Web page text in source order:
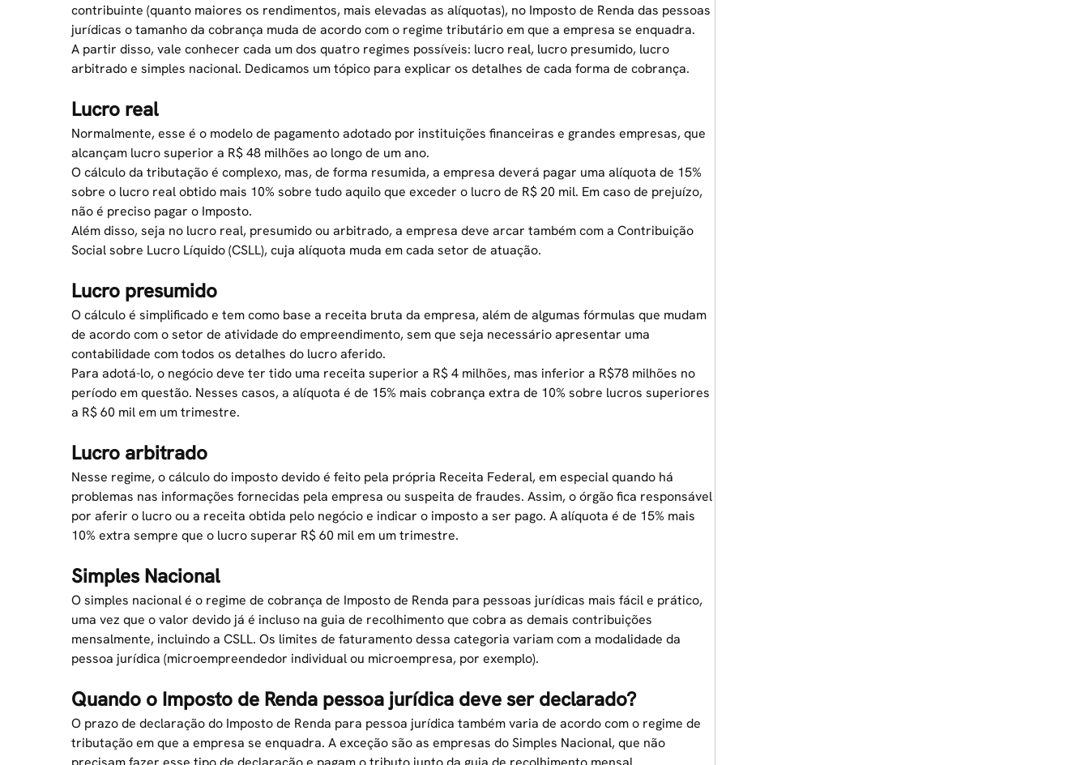
contribuinte (quanto maiores os rendimentos, mais elevadas as alíquotas), no Imposto de Renda das pessoas
jurídicas o tamanho da cobrança muda de acordo com o regime tributárioem que a empresa se enquadra.
A partir disso, vale conhecer cada um dos quatro regimes possíveis: lucro real, lucro presumido, lucro
arbitrado e simples nacional. Dedicamos um tópico para explicar os detalhes de cada forma de cobrança.
Lucro real
Normalmente, esse é o modelo de pagamento adotado por instituições financeiras e grandes empresas, que
alcançam lucro superior a R$ 48 milhões ao longo de um ano.
O cálculo da tributação é complexo, mas, de forma resumida, a empresa deverá pagar uma alíquota de 15%
sobre o lucro real obtido mais 10% sobre tudo aquilo que exceder o lucro de R$ 20 mil. Em caso de prejuízo,
não é preciso pagar o Imposto.
Além disso, seja no lucro real, presumido ou arbitrado, a empresa deve arcar também com a Contribuição
Social sobre Lucro Líquido (CSLL), cuja alíquota muda em cada setor de atuação.
Lucro presumido
O cálculo é simplificado e tem como base a receita bruta da empresa, além de algumas fórmulas que mudam
de acordo com o setor de atividade do empreendimento, sem que seja necessário apresentar uma
contabilidade com todos os detalhes do lucro aferido.
Para adotá-lo, o negócio deve ter tido uma receita superior a R$ 4 milhões, mas inferior a R$78 milhões no
período em questão. Nesses casos, a alíquota é de 15% mais cobrança extra de 10% sobre lucros superiores
a R$ 60 mil em um trimestre.
Lucro arbitrado
Nesse regime, o cálculo do imposto devido é feito pela própria Receita Federal, em especial quando há
problemas nas informações fornecidas pela empresa ou suspeita de fraudes. Assim, o órgão fica responsável
por aferir o lucro ou a receita obtida pelo negócio e indicar o imposto a ser pago. A alíquota é de 15% mais
10% extra sempre que o lucro superar R$ 60 mil em um trimestre.
Simples Nacional
O simples nacional é o regime de cobrança de Imposto de Renda para pessoas jurídicas mais fácil e prático,
uma vez que o valor devido já é incluso na guia de recolhimento que cobra as demais contribuições
mensalmente, incluindo a CSLL. Os limites de faturamento dessa categoria variam com a modalidade da
pessoa jurídica (microempreendedor individual ou microempresa, por exemplo).
Quando o Imposto de Renda pessoa jurídica deve ser declarado?
O prazo de declaração do Imposto de Renda para pessoa jurídica também varia de acordo com o regime de
tributação em que a empresa se enquadra. A exceção são as empresas do Simples Nacional, que não